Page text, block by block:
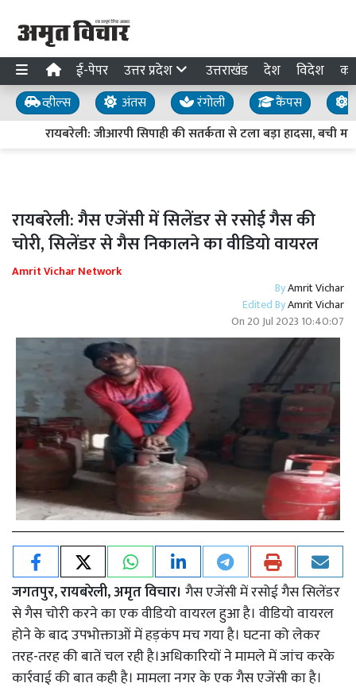
ई-पेपर उत्तर प्रदेश उत्तराखंड देश विदेश
व्हील्स अंतस रंगोली कैंपस
रायबरेली: जीआरपी सिपाही की सतर्कता से टला बड़ा हादसा, बची
रायबरेली: गैस एजेंसी में सिलेंडर से रसोई गैस की
चोरी, सिलेंडर से गैस निकालने का वीडियो वायरल
Amrit Vichar Network
ByAmrit Vichar
Edited ByAmrit Vichar
On 20 Jul 2023 10:40:07
जगतपुर, रायबरेली, अमृत विचार। गैस एजेंसी में रसोई गैस सिलेंडर
से गैस चोरी करने का एक वीडियो वायरल हुआ है। वीडियो वायरल
होने के बाद उपभोक्ताओं में हड़कंप मच गया है। घटना को लेकर
तरह-तरह की बातें चल रही है।अधिकारियों ने मामले में जांच करके
कार्रवाई की बात कही है। मामला नगर के एक गैस एजेंसी का है।